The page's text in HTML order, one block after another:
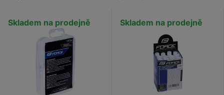
Skladem na prodejně Skladem na prodejně